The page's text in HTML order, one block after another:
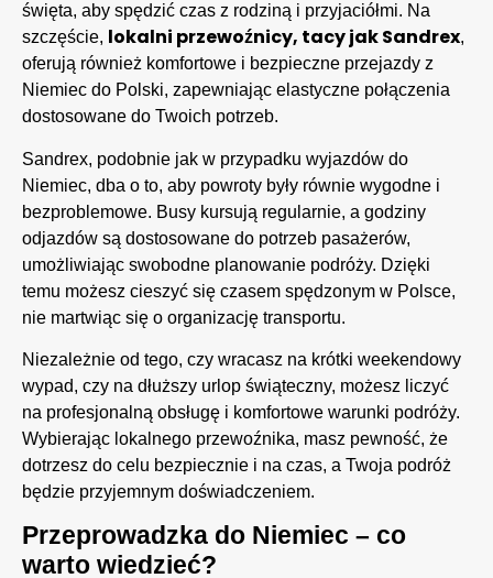
święta, aby spędzić czas z rodziną i przyjaciółmi. Na
szczęście, lokalni przewoźnicy, tacy jak Sandrex,
oferują również komfortowe i bezpieczne przejazdy z
Niemiec do Polski, zapewniając elastyczne połączenia
dostosowane do Twoich potrzeb.
Sandrex, podobnie jak w przypadku wyjazdów do
Niemiec, dba o to, aby powroty były równie wygodne i
bezproblemowe. Busy kursują regularnie, a godziny
odjazdów są dostosowane do potrzeb pasażerów,
umożliwiając swobodne planowanie podróży. Dzięki
temu możesz cieszyć się czasem spędzonym w Polsce,
nie martwiąc się o organizację transportu.
Niezależnie od tego, czy wracasz na krótki weekendowy
wypad, czy na dłuższy urlop świąteczny, możesz liczyć
na profesjonalną obsługę i komfortowe warunki podróży.
Wybierając lokalnego przewoźnika, masz pewność, że
dotrzesz do celu bezpiecznie i na czas, a Twoja podróż
będzie przyjemnym doświadczeniem.
Przeprowadzka do Niemiec – co
warto wiedzieć?